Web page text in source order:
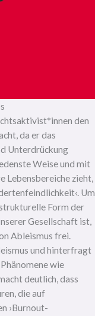
den
da er das
Unterdrückung
Weise und mit
Lebensbereiche zieht,
Um
Form der
Gesellschaft ist,
Ableismus frei.
und hinterfragt
wie
deutlich, dass
die auf
›Burnout-